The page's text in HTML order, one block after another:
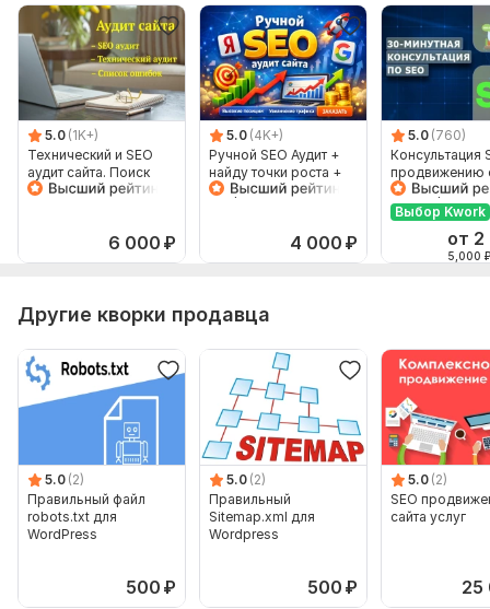
5.0 (1K+)
Технический и SEO
аудит сайта. Поиск
ошибок, мешающих
6 000 ₽
5.0 (4K+)
Ручной SEO Аудит +
найду точки роста +
подробный план
4 000 ₽
5.0 (760)
Консультация
продвижению
поговорить
Выбор Kwork
от
5,000 ₽
Другие кворки продавца
5.0 (2)
Правильный файл
robots.txt для
WordPress
500 ₽
5.0 (2)
Правильный
Sitemap.xml для
Wordpress
500 ₽
5.0 (2)
SEO
сайта услуг
25